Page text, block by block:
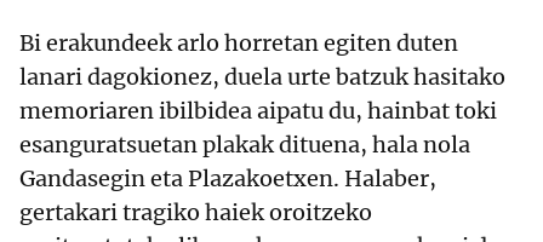
Bi erakundeek arlo horretan egiten duten
lanari dagokionez, duela urte batzuk hasitako
memoriaren ibilbidea aipatu du, hainbat toki
esanguratsuetan plakak dituena, hala nola
Gandasegin eta Plazakoetxen. Halaber,
gertakari tragiko haiek oroitzeko